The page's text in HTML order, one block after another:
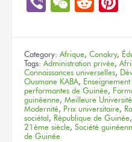
Category: Afrique, Conakry,
Tags: Administration privée,
Connaissances universelles,
Ousmane KABA,
performantes de Guinée,
guinéenne, Meilleure
Modernité, Prix universitaire,
sociétal , République de Guinée,
21ème siècle, Société
de Guinée